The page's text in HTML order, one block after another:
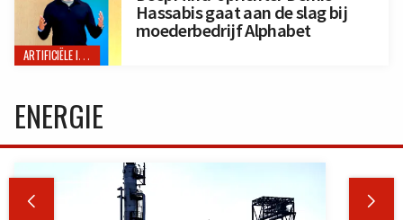
ARTIFICIËLE INTELLIGENTIE
Hassabis gaat aan de slag bij
moederbedrijf Alphabet
ENERGIE
 